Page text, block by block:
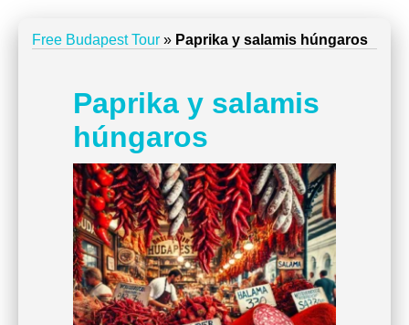
Free Budapest Tour » Paprika y salamis húngaros
Paprika y salamis
húngaros